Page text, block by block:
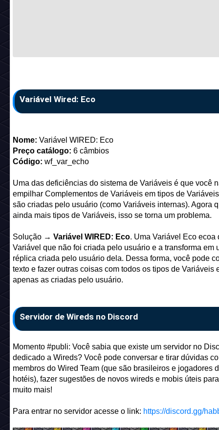
Variável Wired: Eco
Nome: Variável WIRED: Eco
Preço catálogo:6 câmbios
Uma das deficiências do sistema de Variáveis é que você
empilhar Complementos de Variáveis em tipos de
são criadas pelo usuário (como Variáveis internas). Agora
ainda mais tipos de Variáveis, isso se torna um problema.
Solução →Variável WIRED: Eco. Uma Variável Eco ecoa
Variável que não foi criada pelo usuário e a transforma em
réplica criada pelo usuário dela. Dessa forma, você pode
apenas as criadas pelo usuário.